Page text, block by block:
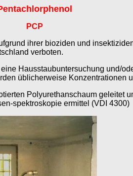
PCP
ihrer bioziden und
verboten.
Hausstaubuntersuchung und/
üblicherweise Konzentrationen
Polyurethanschaum geleitet
spektroskopie ermittel (VDI 4300)